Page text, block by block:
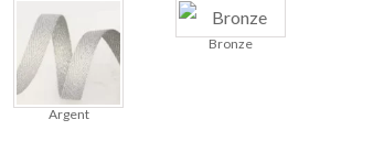
Argent
Bronze